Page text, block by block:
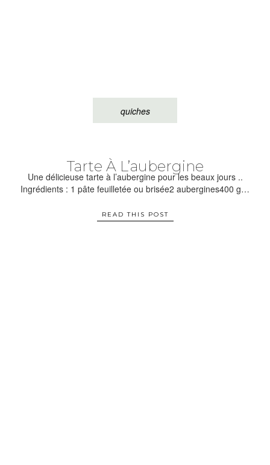
quiches
Tarte À L’aubergine
Une délicieuse tarte à l’aubergine pour les beaux jours ..
Ingrédients : 1 pâte feuilletée ou brisée2 aubergines400 g…
READ THIS POST